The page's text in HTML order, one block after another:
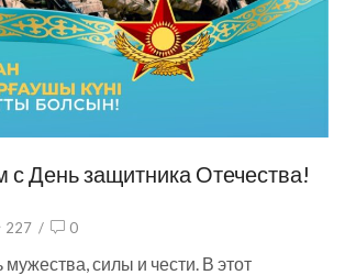
с День защитника Отечества!
227 / 0
силы и чести. В этот